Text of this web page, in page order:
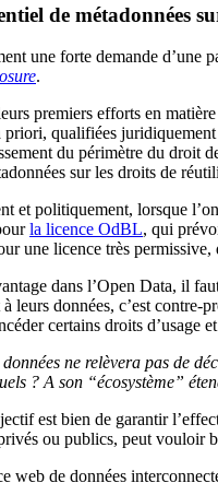
de métadonnées
une forte demande d’une
.
premiers efforts en
priori, qualifiées
du périmètre du droit
sur les droits de
et politiquement, lorsque
la licence OdBL, qui
une licence très
dans l’Open Data, il
leurs données, c’est contre-
certains droits d’usage
données ne relèvera pas de
? A son “écosystème”
est bien de garantir
ou publics, peut vouloir
web de données